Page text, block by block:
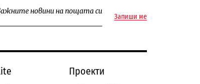
новини на пощата си
Запиши ме
Проекти